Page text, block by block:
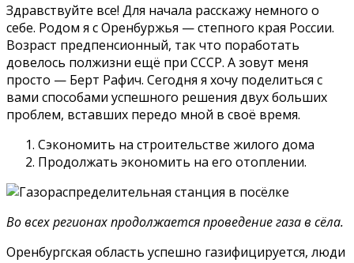
Здравствуйте все! Для начала расскажу немного о
себе. Родом я с Оренбуржья — степного края России.
Возраст предпенсионный, так что поработать
довелось полжизни ещё при СССР. А зовут меня
просто — Берт Рафич. Сегодня я хочу поделиться с
вами способами успешного решения двух больших
проблем, вставших передо мной в своё время.
Сэкономить на строительстве жилого дома
Продолжать экономить на его отоплении.
Во всех регионах продолжается проведение газа в сёла.
Оренбургская область успешно газифицируется, люди